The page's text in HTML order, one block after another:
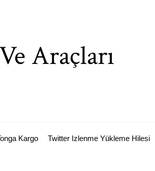
Araçları
Kargo Twitter Izlenme Yükleme Hilesi